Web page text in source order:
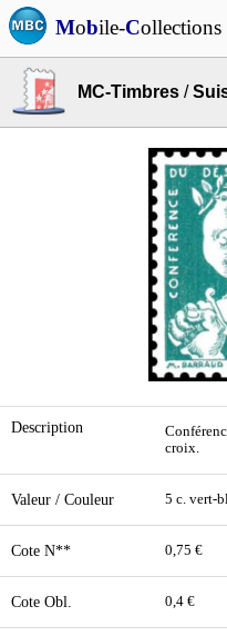
Mobile-Collections
MC-Timbres /
Description
croix.
Valeur / Couleur 5 c. vert-
Cote N** 0,75 €
Cote Obl. 0,4 €